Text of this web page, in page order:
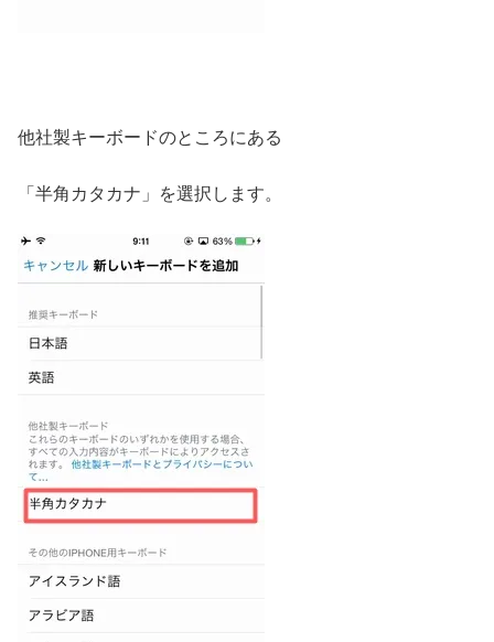
他社製キーボードのところにある
「半角カタカナ」を選択します。